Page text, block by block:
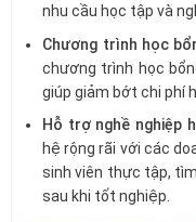
nhu cầu học tập và
Chương trình học
chương trình học
giúp giảm bớt chi phí
Hỗ trợ nghề nghiệp
hệ rộng rãi với các
sinh viên thực tập,
sau khi tốt nghiệp.